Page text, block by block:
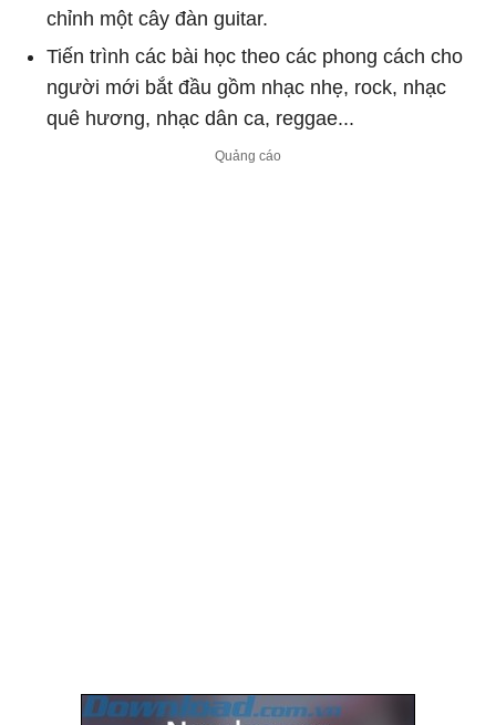
chỉnh một cây đàn guitar.
Tiến trình các bài học theo các phong cách cho
người mới bắt đầu gồm nhạc nhẹ, rock, nhạc
quê hương, nhạc dân ca, reggae...